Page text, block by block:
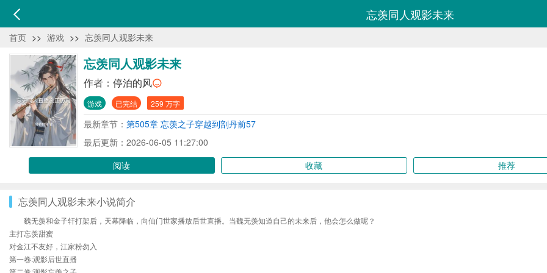
忘羡同人观影未来
首页 >> 游戏 >> 忘羡同人观影未来
忘羡同人观影未来
作者： 停泊的风
游戏 已完结 259 万字
最新章节： 第505章 忘羡之子穿越到剖丹前57
最后更新：2026-06-05 11:27:00
阅读
收藏 推荐
忘羡同人观影未来小说简介
魏无羡和金子轩打架后，天幕降临，向仙门世家播放后世直播。当魏无羡知道自己的未来后，他会怎么做呢？
主打忘羡甜蜜
对金江不友好，江家粉勿入
第一卷:观影后世直播